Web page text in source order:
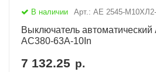
В наличии Арт.: АЕ 2545-
Выключатель
AC380-63А-10In
7 132.25 р.